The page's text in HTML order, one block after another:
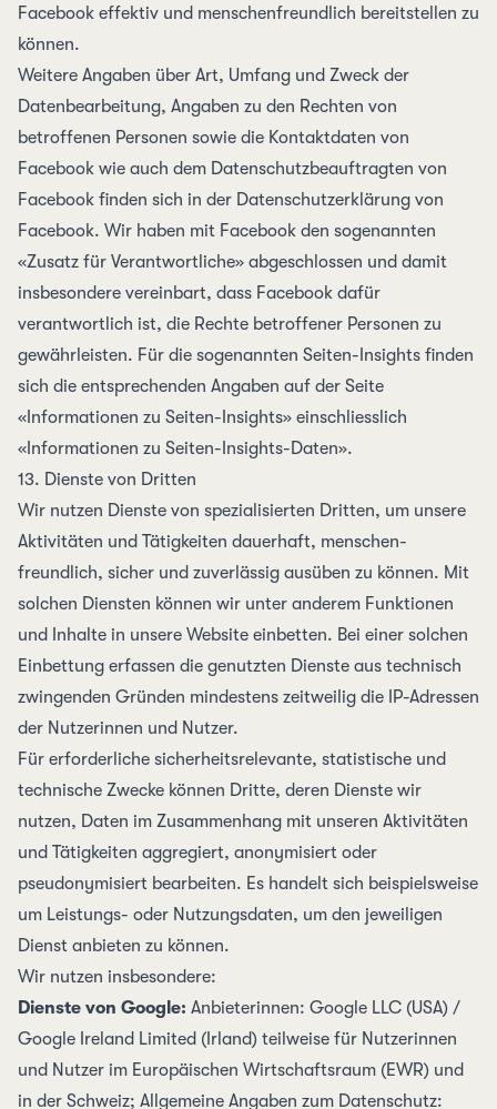
Facebook effektiv und menschen­freundlich bereitstellen zu
können.
Weitere Angaben über Art, Umfang und Zweck der
Datenbearbeitung, Angaben zu den Rechten von
betroffenen Personen sowie die Kontaktdaten von
Facebook wie auch dem Datenschutzbeauftragten von
Facebook finden sich in der Datenschutzerklärung von
Facebook. Wir haben mit Facebook den sogenannten
«Zusatz für Verantwortliche» abgeschlossen und damit
insbesondere vereinbart, dass Facebook dafür
verantwortlich ist, die Rechte betroffener Personen zu
gewährleisten. Für die sogenannten Seiten-Insights finden
sich die entsprechenden Angaben auf der Seite
«Informationen zu Seiten-Insights» einschliesslich
«Informationen zu Seiten-Insights-Daten».
13. Dienste von Dritten
Wir nutzen Dienste von spezialisierten Dritten, um unsere
Aktivitäten und Tätigkeiten dauerhaft, menschen­
freundlich, sicher und zuverlässig ausüben zu können. Mit
solchen Diensten können wir unter anderem Funktionen
und Inhalte in unsere Website einbetten. Bei einer solchen
Einbettung erfassen die genutzten Dienste aus technisch
zwingenden Gründen mindestens zeitweilig die IP-Adressen
der Nutzerinnen und Nutzer.
Für erforderliche sicherheitsrelevante, statistische und
technische Zwecke können Dritte, deren Dienste wir
nutzen, Daten im Zusammenhang mit unseren Aktivitäten
und Tätigkeiten aggregiert, anonymisiert oder
pseudonymisiert bearbeiten. Es handelt sich beispielsweise
um Leistungs- oder Nutzungsdaten, um den jeweiligen
Dienst anbieten zu können.
Wir nutzen insbesondere:
Dienste von Google: Anbieter­innen: Google LLC (USA) /
Google Ireland Limited (Irland) teilweise für Nutzerinnen
und Nutzer im Euro­päischen Wirtschafts­raum (EWR) und
in der Schweiz; Allgemeine Angaben zum Daten­schutz: